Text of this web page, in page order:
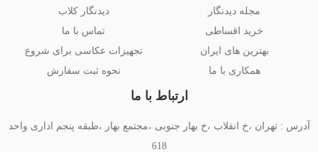
مجله دیدنگار
خرید اقساطی
بهترین های ایران
همکاری با ما
دیدنگار کلاب
تماس با ما
تجهیزات عکاسی برای شروع
نحوه ثبت سفارش
ارتباط با ما
آدرس : تهران ،خ انقلاب ،خ بهار جنوبی ،مجتمع بهار ،طبقه پنجم اداری واحد
618